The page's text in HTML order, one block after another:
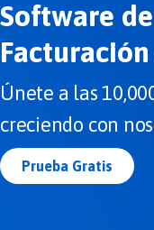
Software
Únete a las
creciendo con
Prueba Gratis